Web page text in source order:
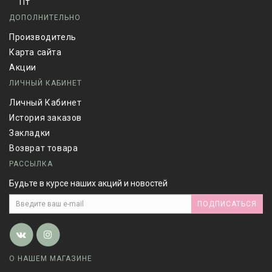
ДОПОЛНИТЕЛЬНО
Производитель
Карта сайта
Акции
ЛИЧНЫЙ КАБИНЕТ
Личный Кабинет
История заказов
Закладки
Возврат товара
РАССЫЛКА
Будьте в курсе наших акций и новостей
ПОДПИСАТЬСЯ
О НАШЕМ МАГАЗИНЕ